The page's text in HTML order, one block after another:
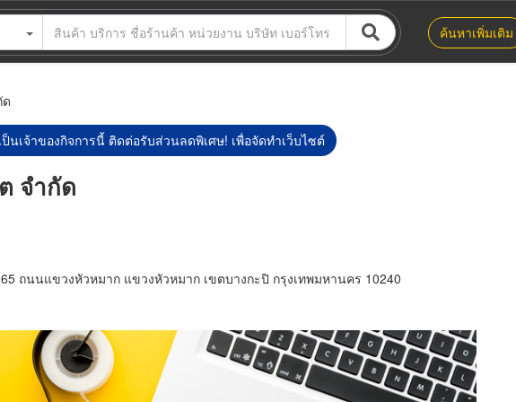
ค้นหาเพิ่มเติม
นเจ้าของกิจการนี้ ติดต่อรับส่วนลดพิเศษ! เพื่อจัดทำเว็บไซต์
จำกัด
ถนนแขวงหัวหมาก แขวงหัวหมาก เขตบางกะปิ กรุงเทพมหานคร 10240